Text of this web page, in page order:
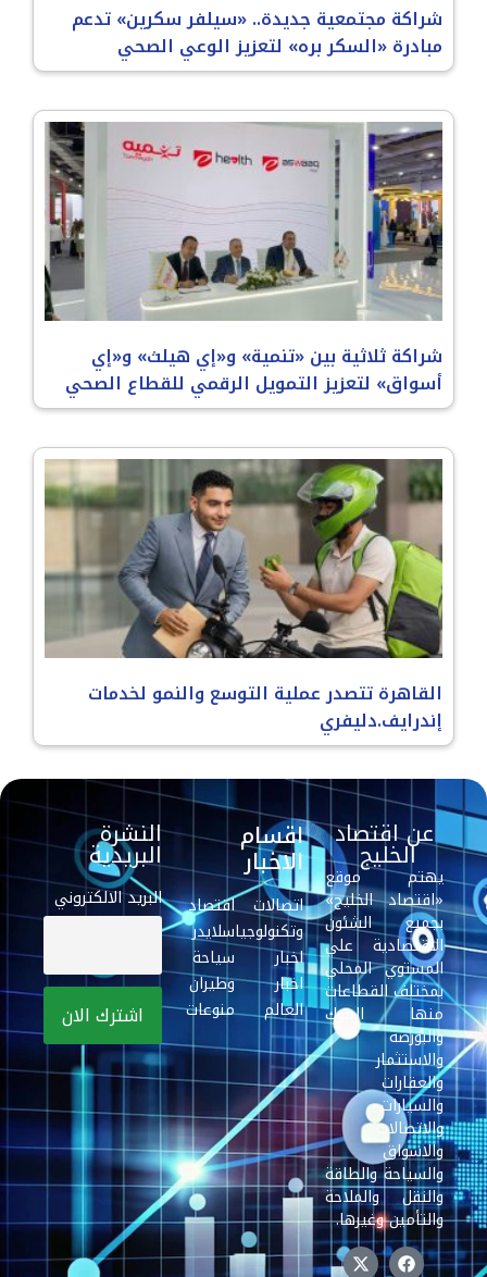
شراكة مجتمعية جديدة.. «سيلفر سكرين» تدعم
مبادرة «السكر بره» لتعزيز الوعي الصحي
شراكة ثلاثية بين «تنمية» و«إي هيلث» و«إي
أسواق» لتعزيز التمويل الرقمي للقطاع الصحي
القاهرة تتصدر عملية التوسع والنمو لخدمات
إندرايف.دليفري
عن اقتصاد
الخليج
يهتم موقع
«اقتصاد الخليج»
بجميع الشئون
الاقتصادية علي
المستوي المحلي
بمختلف القطاعات
منها البنوك
والبورصة
والاستثمار
والعقارات
والسيارات
والاتصالات
والاسواق
والسياحة والطاقة
والنقل والملاحة
والتأمين وغيرها.
اقسام
الاخبار
اتصالات
وتكنولوجيا
اخبار
اخبار
العالم
اقتصاد
سلايدر
سياحة
وطيران
منوعات
النشرة
البريدية
البريد الالكتروني